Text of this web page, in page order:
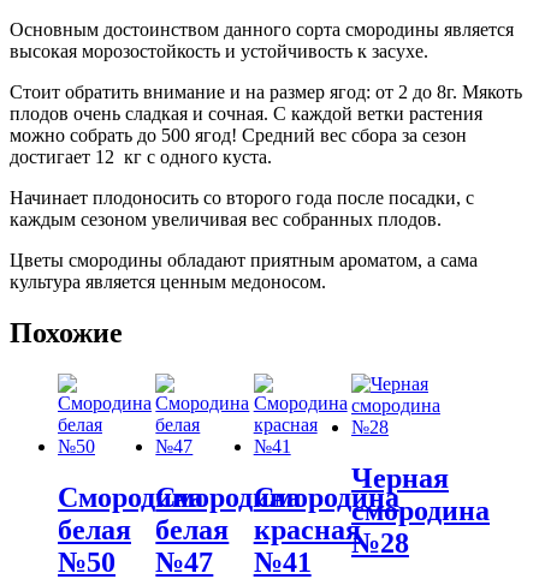
Основным достоинством данного сорта смородины является
высокая морозостойкость и устойчивость к засухе.
Стоит обратить внимание и на размер ягод: от 2 до 8г. Мякоть
плодов очень сладкая и сочная. С каждой ветки растения
можно собрать до 500 ягод! Средний вес сбора за сезон
достигает 12 кг с одного куста.
Начинает плодоносить со второго года после посадки, с
каждым сезоном увеличивая вес собранных плодов.
Цветы смородины обладают приятным ароматом, а сама
культура является ценным медоносом.
Похожие
Смородина
белая
№50
Смородина
белая
№47
Смородина
красная
№41
Черная
смородина
№28